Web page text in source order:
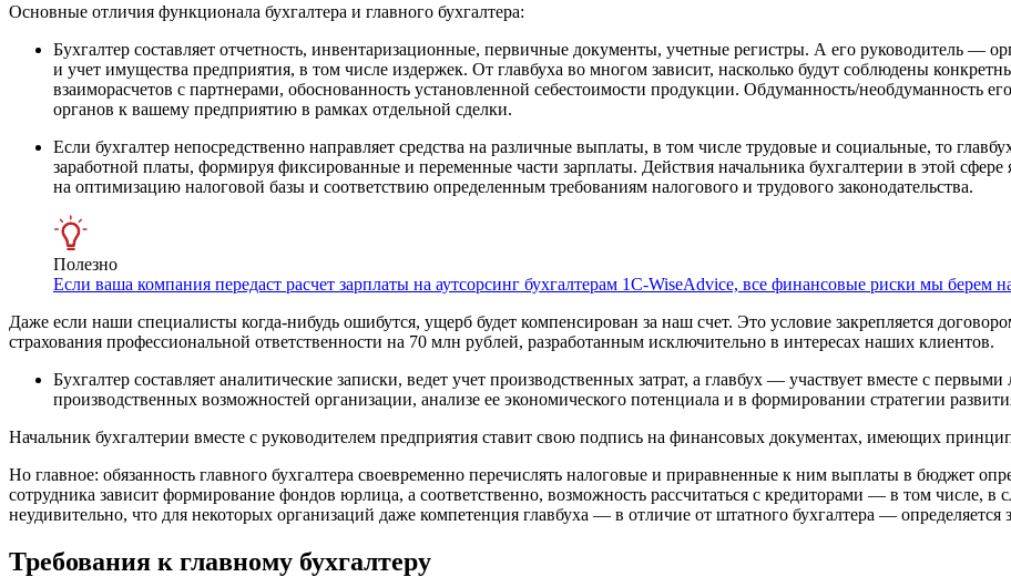
Основные отличия функционала бухгалтера и главного бухгалтера:
Бухгалтер составляет отчетность, инвентаризационные, первичные документы, учетные регистры. А его руководитель —
и учет имущества предприятия, в том числе издержек. От главбуха во многом зависит, насколько будут соблюдены
взаиморасчетов с партнерами, обоснованность установленной себестоимости продукции. Обдуманность/необдуманность
органов к вашему предприятию в рамках отдельной сделки.
Если бухгалтер непосредственно направляет средства на различные выплаты, в том числе трудовые и социальные, то
заработной платы, формируя фиксированные и переменные части зарплаты. Действия начальника бухгалтерии в этой
на оптимизацию налоговой базы и соответствию определенным требованиям налогового и трудового законодательства.
Полезно
Если ваша компания передаст расчет зарплаты на аутсорсинг бухгалтерам 1С-WiseAdvice, все финансовые риски мы берем
Даже если наши специалисты когда-нибудь ошибутся, ущерб будет компенсирован за наш счет. Это условие закрепляется
страхования профессиональной ответственности на 70 млн рублей, разработанным исключительно в интересах наших клиентов.
Бухгалтер составляет аналитические записки, ведет учет производственных затрат, а главбух — участвует вместе с
производственных возможностей организации, анализе ее экономического потенциала и в формировании стратегии
Начальник бухгалтерии вместе с руководителем предприятия ставит свою подпись на финансовых документах, имеющих
Но главное: обязанность главного бухгалтера своевременно перечислять налоговые и приравненные к ним выплаты в бюджет
сотрудника зависит формирование фондов юрлица, а соответственно, возможность рассчитаться с кредиторами — в том числе,
неудивительно, что для некоторых организаций даже компетенция главбуха — в отличие от штатного бухгалтера — определяется
Требования к главному бухгалтеру